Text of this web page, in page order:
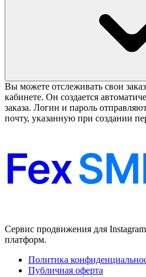
Вы можете отслеживать свои
кабинете. Он создается
заказа. Логин и пароль
почту, указанную при создании
Сервис продвижения для
платформ.
Политика
Публичная оферта